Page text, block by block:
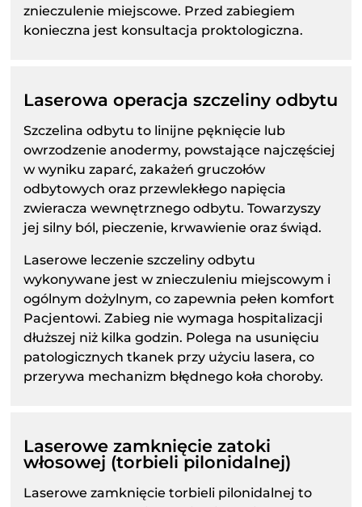
znieczulenie miejscowe. Przed zabiegiem
konieczna jest konsultacja proktologiczna.
Laserowa operacja szczeliny odbytu
Szczelina odbytu to linijne pęknięcie lub
owrzodzenie anodermy, powstające najczęściej
w wyniku zaparć, zakażeń gruczołów
odbytowych oraz przewlekłego napięcia
zwieracza wewnętrznego odbytu. Towarzyszy
jej silny ból, pieczenie, krwawienie oraz świąd.
Laserowe leczenie szczeliny odbytu
wykonywane jest w znieczuleniu miejscowym i
ogólnym dożylnym, co zapewnia pełen komfort
Pacjentowi. Zabieg nie wymaga hospitalizacji
dłuższej niż kilka godzin. Polega na usunięciu
patologicznych tkanek przy użyciu lasera, co
przerywa mechanizm błędnego koła choroby.
Laserowe zamknięcie zatoki
włosowej (torbieli pilonidalnej)
Laserowe zamknięcie torbieli pilonidalnej to